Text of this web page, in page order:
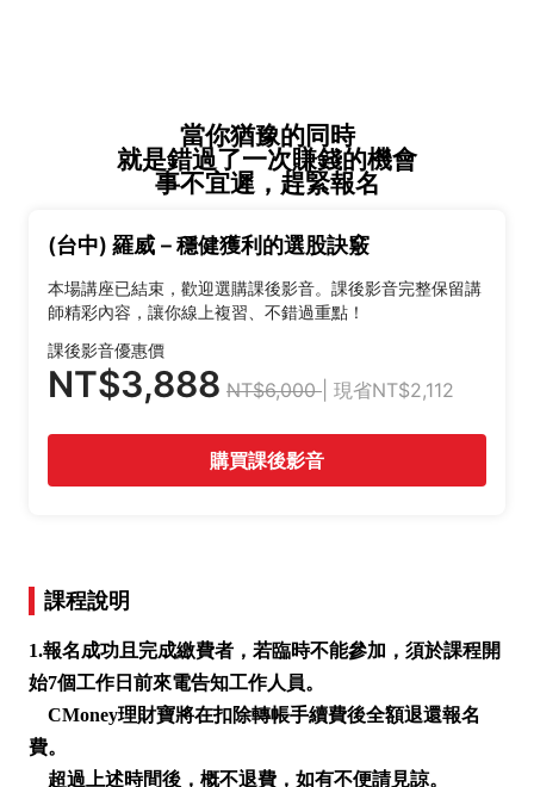
當你猶豫的同時
就是錯過了一次賺錢的機會
事不宜遲，趕緊報名
(台中) 羅威－穩健獲利的選股訣竅
本場講座已結束，歡迎選購課後影音。課後影音完整保留講
師精彩內容，讓你線上複習、不錯過重點！
課後影音優惠價
NT$3,888 NT$6,000 | 現省NT$2,112
購買課後影音
課程說明
1.報名成功且完成繳費者，若臨時不能參加，須於課程開
始7個工作日前來電告知工作人員。
CMoney理財寶將在扣除轉帳手續費後全額退還報名
費。
超過上述時間後，概不退費，如有不便請見諒。